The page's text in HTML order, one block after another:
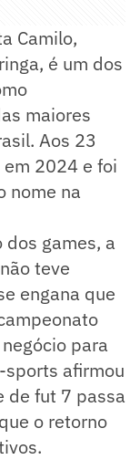
Camilo,
é um dos
maiores
Aos 23
2024 e foi
nome na
games, a
teve
engana que
para
sports afirmou
de fut 7 passa
o retorno